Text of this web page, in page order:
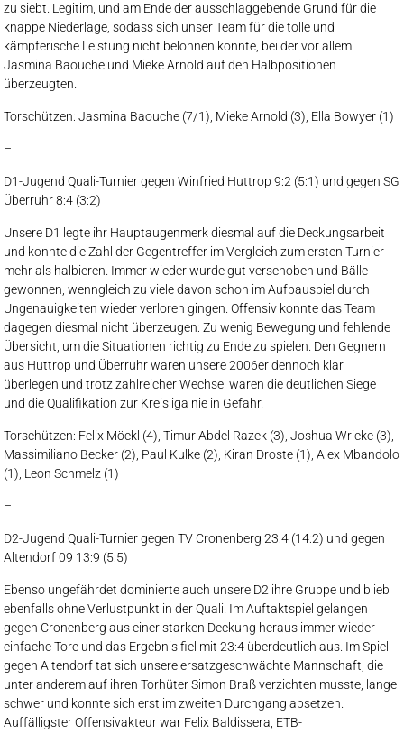
zu siebt. Legitim, und am Ende der ausschlaggebende Grund für die
knappe Niederlage, sodass sich unser Team für die tolle und
kämpferische Leistung nicht belohnen konnte, bei der vor allem
Jasmina Baouche und Mieke Arnold auf den Halbpositionen
überzeugten.
Torschützen: Jasmina Baouche (7/1), Mieke Arnold (3), Ella Bowyer (1)
–
D1-Jugend Quali-Turnier gegen Winfried Huttrop 9:2 (5:1) und gegen SG
Überruhr 8:4 (3:2)
Unsere D1 legte ihr Hauptaugenmerk diesmal auf die Deckungsarbeit
und konnte die Zahl der Gegentreffer im Vergleich zum ersten Turnier
mehr als halbieren. Immer wieder wurde gut verschoben und Bälle
gewonnen, wenngleich zu viele davon schon im Aufbauspiel durch
Ungenauigkeiten wieder verloren gingen. Offensiv konnte das Team
dagegen diesmal nicht überzeugen: Zu wenig Bewegung und fehlende
Übersicht, um die Situationen richtig zu Ende zu spielen. Den Gegnern
aus Huttrop und Überruhr waren unsere 2006er dennoch klar
überlegen und trotz zahlreicher Wechsel waren die deutlichen Siege
und die Qualifikation zur Kreisliga nie in Gefahr.
Torschützen: Felix Möckl (4), Timur Abdel Razek (3), Joshua Wricke (3),
Massimiliano Becker (2), Paul Kulke (2), Kiran Droste (1), Alex Mbandolo
(1), Leon Schmelz (1)
–
D2-Jugend Quali-Turnier gegen TV Cronenberg 23:4 (14:2) und gegen
Altendorf 09 13:9 (5:5)
Ebenso ungefährdet dominierte auch unsere D2 ihre Gruppe und blieb
ebenfalls ohne Verlustpunkt in der Quali. Im Auftaktspiel gelangen
gegen Cronenberg aus einer starken Deckung heraus immer wieder
einfache Tore und das Ergebnis fiel mit 23:4 überdeutlich aus. Im Spiel
gegen Altendorf tat sich unsere ersatzgeschwächte Mannschaft, die
unter anderem auf ihren Torhüter Simon Braß verzichten musste, lange
schwer und konnte sich erst im zweiten Durchgang absetzen.
Auffälligster Offensivakteur war Felix Baldissera, ETB-